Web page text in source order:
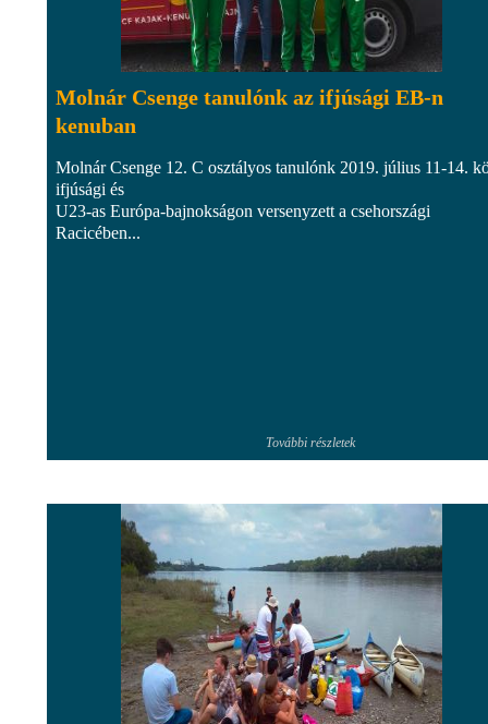
Molnár Csenge tanulónk az ifjúsági EB-n
kenuban
Molnár Csenge 12. C osztályos tanulónk 2019. július 11-14.
ifjúsági és
U23-as Európa-bajnokságon versenyzett a csehországi
Racicében...
További részletek